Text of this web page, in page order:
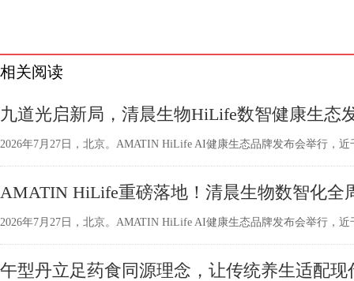
相关阅读
九道光启新局，清晨生物HiLife数智健康生态
2026年7月27日，北京。AMATIN HiLife AI健康生态品牌发布会举行，
AMATIN HiLife重磅落地！清晨生物数智化全
2026年7月27日，北京。AMATIN HiLife AI健康生态品牌发布会举行，
午型丹立足药食同源理念，让传统养生适配现